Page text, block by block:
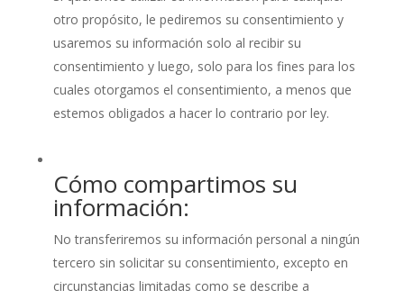
otro propósito, le pediremos su consentimiento y
usaremos su información solo al recibir su
consentimiento y luego, solo para los fines para los
cuales otorgamos el consentimiento, a menos que
estemos obligados a hacer lo contrario por ley.
Cómo compartimos su
información:
No transferiremos su información personal a ningún
tercero sin solicitar su consentimiento, excepto en
circunstancias limitadas como se describe a